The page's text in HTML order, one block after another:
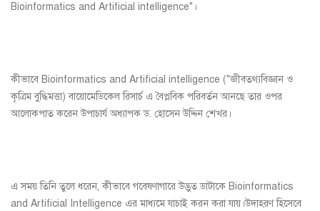
Bioinformatics and Artificial intelligence"।
কীভাবে Bioinformatics and Artificial intelligence ("জীবতথ্যবিজ্ঞান ও
কৃত্রিম বুদ্ধিমত্তা) বায়োমেডিকেল রিসার্চ এ বৈপ্লবিক পরিবর্তন আনছে তার ওপর
আলোকপাত করেন উপাচার্য অধ্যাপক ড. হোসেন উদ্দিন শেখর।
এ সময় তিনি তুলে ধরেন, কীভাবে গবেষণাগারে উদ্ভুত ডাটাকে Bioinformatics
and Artificial Intelligence এর মাধ্যমে যাচাই করন করা যায়।উদাহরণ হিসেবে